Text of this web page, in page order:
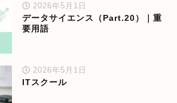
2026年5月1日
データサイエンス（Part.20）｜重
要用語
2026年5月1日
ITスクール